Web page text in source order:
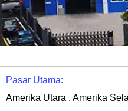
Pasar Utama: